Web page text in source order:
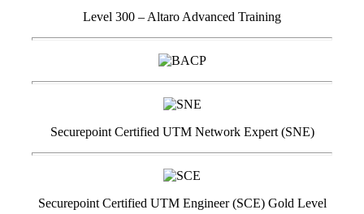
Level 300 – Altaro Advanced Training
Securepoint Certified UTM Network Expert (SNE)
Securepoint Certified UTM Engineer (SCE) Gold Level